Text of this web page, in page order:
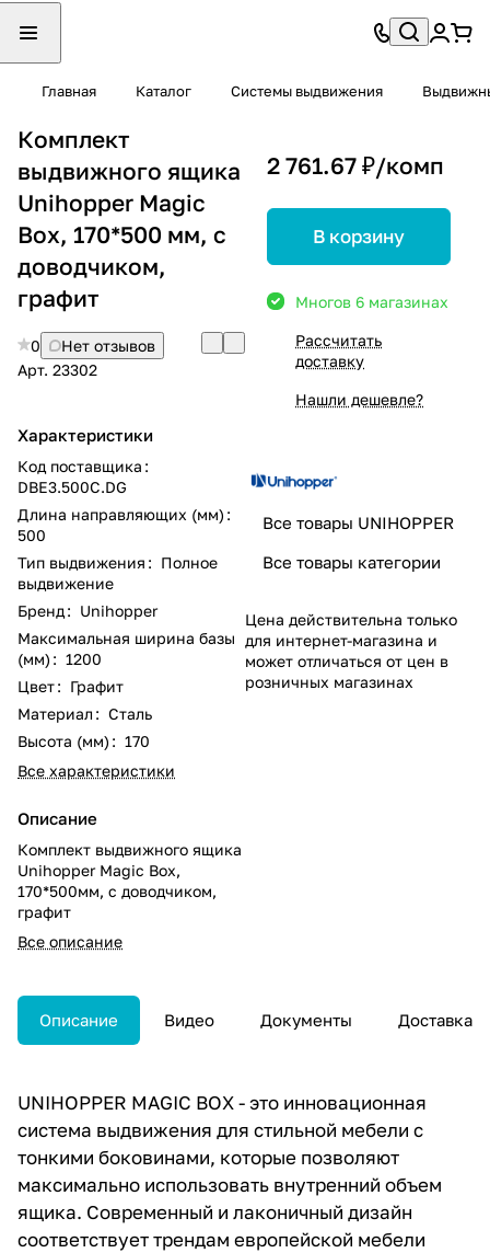
Главная Каталог Системы выдвижения
Комплект
выдвижного ящика
Unihopper Magic
Box, 170*500 мм, с
доводчиком,
графит
0
Нет отзывов
Арт. 23302
Характеристики
Код поставщика :
DBE3.500С.DG
Длина направляющих (мм) :
500
Тип выдвижения : Полное
выдвижение
Бренд: Unihopper
Максимальная ширина базы
(мм) : 1200
Цвет: Графит
Материал : Сталь
Высота (мм) : 170
Все характеристики
Описание
Комплект выдвижного ящика
Unihopper Magic Box,
170*500мм, с доводчиком,
графит
Все описание
2 761.67 ₽/комп
В корзину
Многов 6 магазинах
Рассчитать
доставку
Нашли дешевле?
Все товары UNIHOPPER
Все товары категории
Цена действительна только
для интернет-магазина и
может отличаться от цен в
розничных магазинах
Описание Видео Документы Доставка
UNIHOPPER MAGIC BOX - это инновационная
система выдвижения для стильной мебели с
тонкими боковинами, которые позволяют
максимально использовать внутренний объем
ящика. Современный и лаконичный дизайн
соответствует трендам европейской мебели